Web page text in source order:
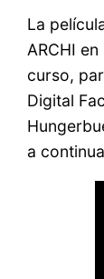
La
ARCHI
curso,
Digital
a